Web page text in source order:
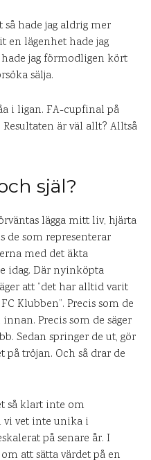
hade jag aldrig mer
en lägenhet hade jag
jag förmodligen kört
sälja.
i ligan. FA-cupfinal på
Resultaten är väl allt? Alltså
själ?
lägga mitt liv, hjärta
de som representerar
med det äkta
idag. Där nyinköpta
att ”det har alltid varit
Klubben”. Precis som de
Precis som de säger
Sedan springer de ut, gör
tröjan. Och så drar de
så klart inte om
vi vet inte unika i
på senare år. I
att sätta värdet på en